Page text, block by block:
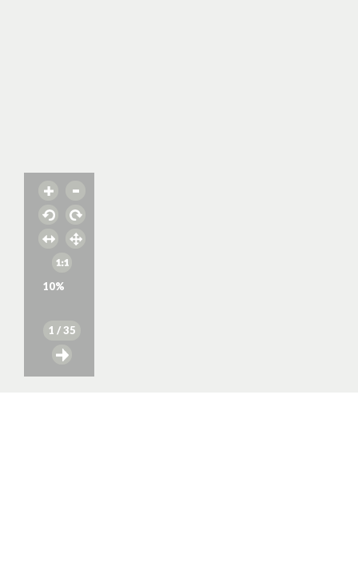
10%
1 / 35